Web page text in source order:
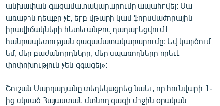
անխափան գազամատակարարումը ապահովել: Սա
առաջին դեպքը չէ, երբ վթարի կամ ֆորսմաժորային
իրավիճակների հետեւանքով դադարեցվում է
հանրապետության գազամատակարարումը: Եվ կարծում
եմ, մեր բաժանորդները, մեր սպառողները որեւէ
փոփոխություն չեն զգացել»:
Շուշան Սարդարյանը տեղեկացրեց նաեւ, որ հունվարի 1-
ից սկսած Հայաստան մտնող գազի միջին օրական